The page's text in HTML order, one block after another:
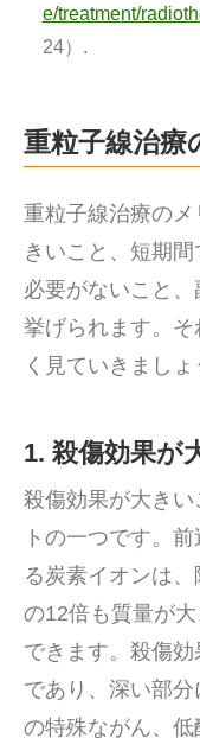
e/treatment/
24）.
重粒子線治療
重粒子線治療の
きいこと、短期
必要がないこと
挙げられます。
く見ていきましょ
1. 殺傷効果が
殺傷効果が大き
トの一つです。
る炭素イオンは
の12倍も質量が
できます。殺傷
であり、深い部
の特殊ながん、